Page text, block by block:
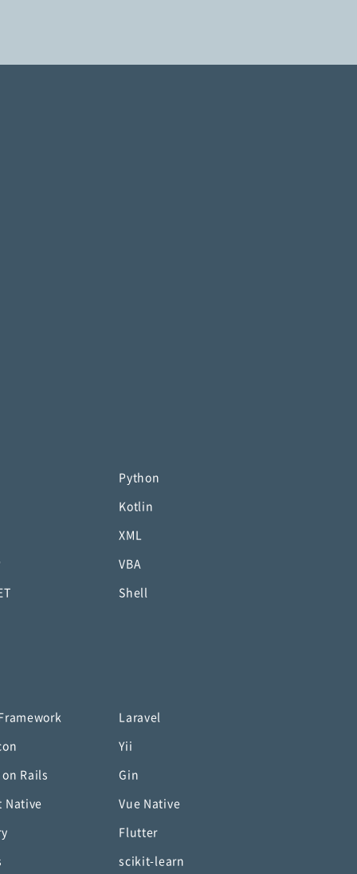
Python
Kotlin
XML
VBA
Shell
Laravel
Yii
on Rails Gin
Native Vue Native
Flutter
scikit-learn